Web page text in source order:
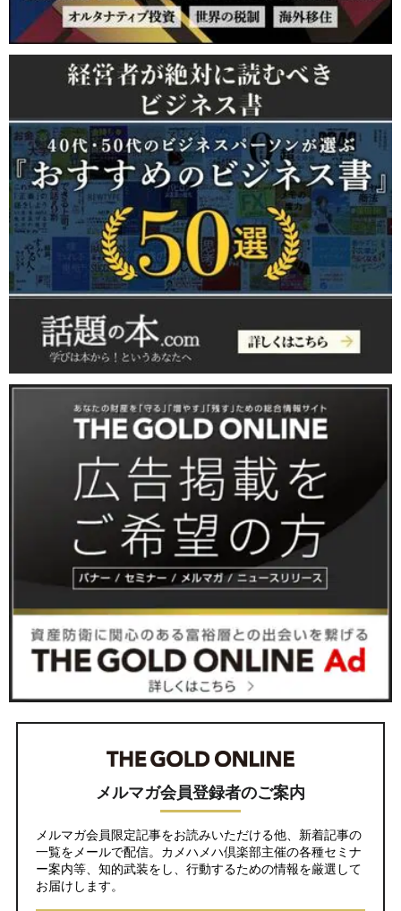
メルマガ会員登録者のご案内
メルマガ会員限定記事をお読みいただける他、新着記事の
一覧をメールで配信。カメハメハ倶楽部主催の各種セミナ
ー案内等、知的武装をし、行動するための情報を厳選して
お届けします。